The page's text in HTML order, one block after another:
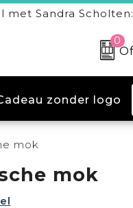
met Sandra
0
zonder logo
mok
mok